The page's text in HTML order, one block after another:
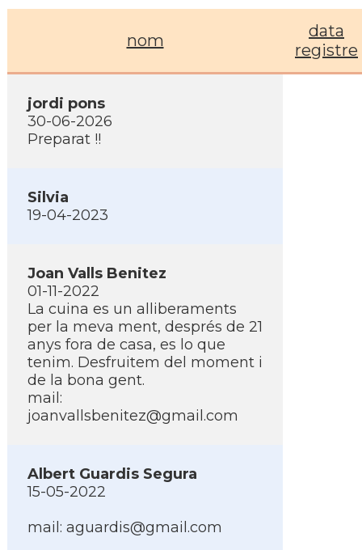
nom
data
registre
jordi pons
30-06-2026
Preparat !!
Silvia
19-04-2023
Joan Valls Benitez
01-11-2022
La cuina es un alliberaments
per la meva ment, després de 21
anys fora de casa, es lo que
tenim. Desfruitem del moment i
de la bona gent.
mail:
joanvallsbenitez@gmail.com
Albert Guardis Segura
15-05-2022
mail: aguardis@gmail.com